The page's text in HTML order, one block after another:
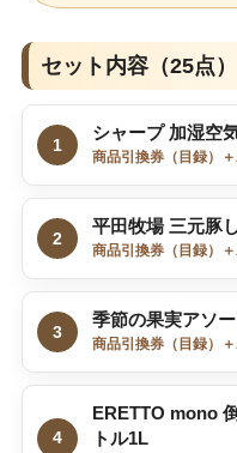
セット内容（25点）
1
シャープ 加湿空
商品引換券（目録）
2
平田牧場 三元豚
商品引換券（目録）
3
季節の果実アソ
商品引換券（目録）
4
ERETTO mono
トル1L